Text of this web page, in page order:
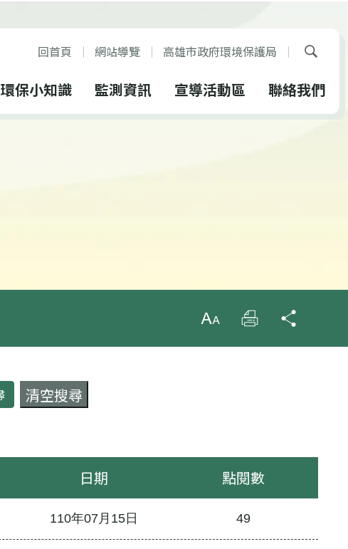
回首頁 網站導覽 高雄市政府環境保護局
環保小知識 監測資訊 宣導活動區 聯絡我們
放大字級列印 分享
日期
點閱數
110年07月15日 49